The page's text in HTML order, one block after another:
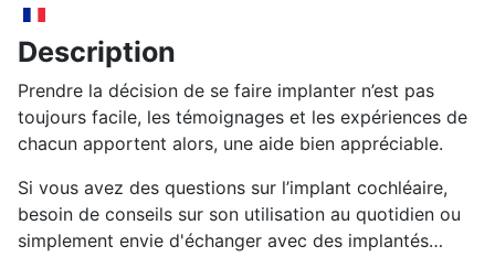
Description
Prendre la décision de se faire implanter n’est pas
toujours facile, les témoignages et les expériences de
chacun apportent alors, une aide bien appréciable.
Si vous avez des questions sur l’implant cochléaire,
besoin de conseils sur son utilisation au quotidien ou
simplement envie d'échanger avec des implantés…